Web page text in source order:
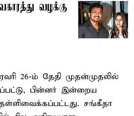
வழக்கு
26-ம் தேதி முதன்முதலில்
பின்னர் இன்றைய
சங்கீதா